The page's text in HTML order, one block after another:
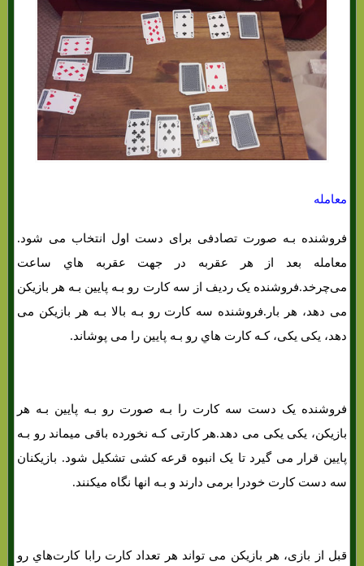
معامله
فروشنده بـه صورت تصادفی برای دست اول انتخاب می شود.
معامله بعد از هر عقربه در جهت عقربه هاي‌ ساعت
می‌چرخد.فروشنده یک ردیف از سه کارت رو بـه پایین بـه هر بازیکن
می دهد، هر بار.فروشنده سه کارت رو بـه بالا بـه هر بازیکن می
دهد، یکی یکی، کـه کارت هاي‌ رو بـه پایین را می پوشاند.
فروشنده یک دست سه کارت را بـه صورت رو بـه پایین بـه هر
بازیکن، یکی یکی می دهد.هر کارتی کـه نخورده باقی میماند رو بـه
پایین قرار می گیرد تا یک انبوه قرعه کشی تشکیل شود. بازیکنان
سه دست کارت خودرا برمی دارند و بـه انها نگاه میکنند.
قبل از بازی، هر بازیکن می تواند هر تعداد کارت رابا کارت‌هاي‌ رو